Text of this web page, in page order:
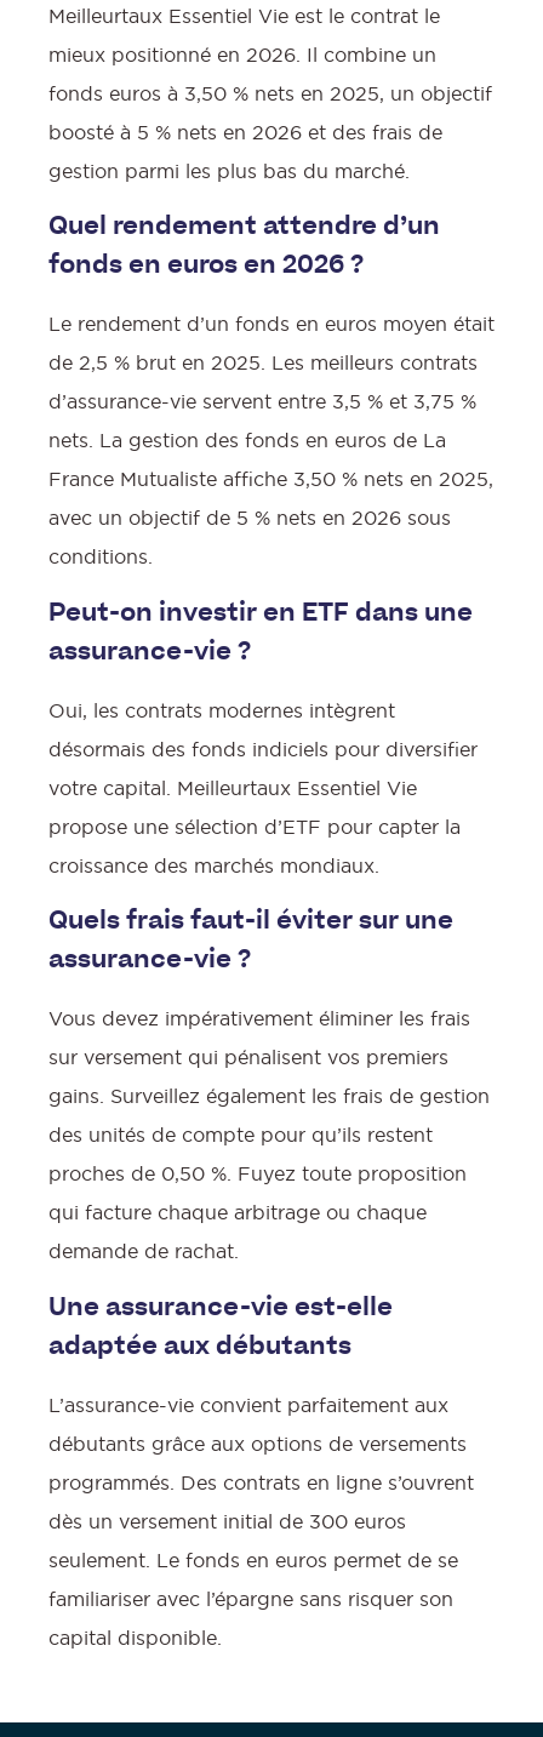
Meilleurtaux Essentiel Vie est le contrat le
mieux positionné en 2026. Il combine un
fonds euros à 3,50 % nets en 2025, un objectif
boosté à 5 % nets en 2026 et des frais de
gestion parmi les plus bas du marché.
Quel rendement attendre d’un
fonds en euros en 2026 ?
Le rendement d’un fonds en euros moyen était
de 2,5 % brut en 2025. Les meilleurs contrats
d’assurance-vie servent entre 3,5 % et 3,75 %
nets. La gestion des fonds en euros de La
France Mutualiste affiche 3,50 % nets en 2025,
avec un objectif de 5 % nets en 2026 sous
conditions.
Peut-on investir en ETF dans une
assurance-vie ?
Oui, les contrats modernes intègrent
désormais des fonds indiciels pour diversifier
votre capital. Meilleurtaux Essentiel Vie
propose une sélection d’ETF pour capter la
croissance des marchés mondiaux.
Quels frais faut-il éviter sur une
assurance-vie ?
Vous devez impérativement éliminer les frais
sur versement qui pénalisent vos premiers
gains. Surveillez également les frais de gestion
des unités de compte pour qu’ils restent
proches de 0,50 %. Fuyez toute proposition
qui facture chaque arbitrage ou chaque
demande de rachat.
Une assurance-vie est-elle
adaptée aux débutants
L’assurance-vie convient parfaitement aux
débutants grâce aux options de versements
programmés. Des contrats en ligne s’ouvrent
dès un versement initial de 300 euros
seulement. Le fonds en euros permet de se
familiariser avec l’épargne sans risquer son
capital disponible.